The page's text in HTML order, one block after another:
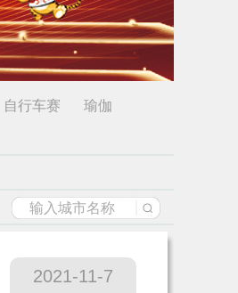
自行车赛 瑜伽
2021-11-7